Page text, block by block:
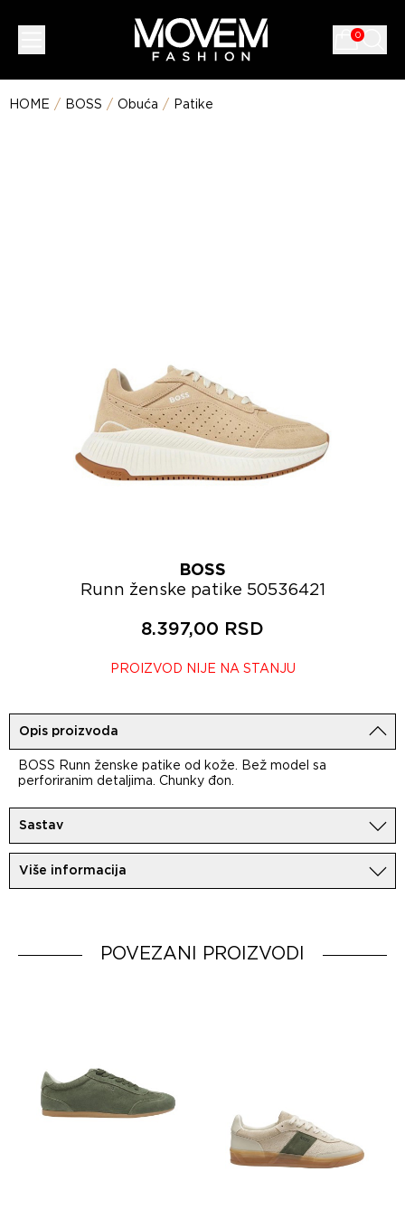
0
HOME / BOSS / Obuća / Patike
BOSS
Runn ženske patike 50536421
8.397,00 RSD
PROIZVOD NIJE NA STANJU
Opis proizvoda
BOSS Runn ženske patike od kože. Bež model sa
perforiranim detaljima. Chunky đon.
Sastav
Više informacija
POVEZANI PROIZVODI